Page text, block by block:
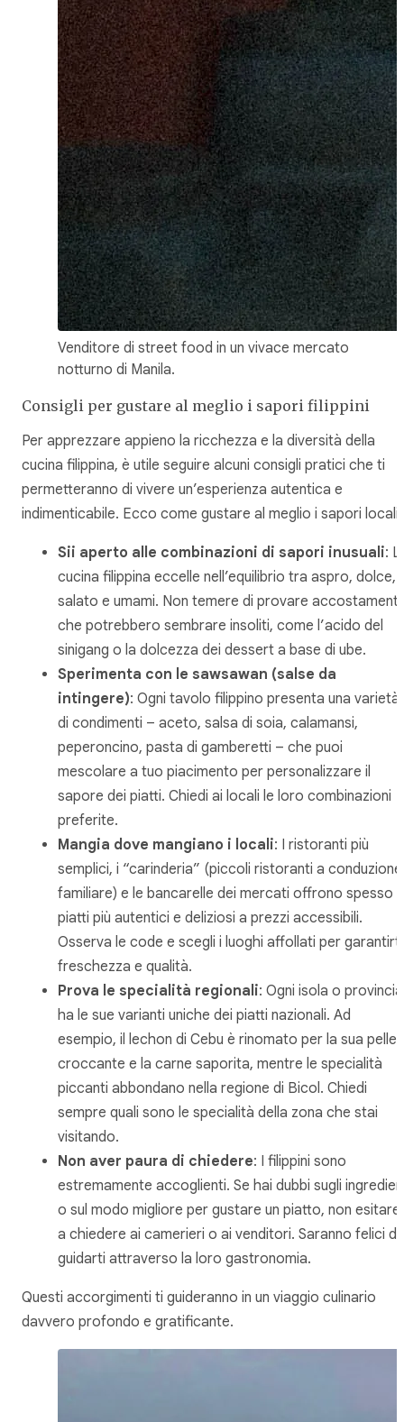
Venditore di street food in un vivace mercato
notturno di Manila.
Consigli per gustare al meglio i sapori filippini
Per apprezzare appieno la ricchezza e la diversità della
cucina filippina, è utile seguire alcuni consigli pratici che ti
permetteranno di vivere un’esperienza autentica e
indimenticabile. Ecco come gustare al meglio i sapori locali:
Sii aperto alle combinazioni di sapori inusuali:
cucina filippina eccelle nell’equilibrio tra aspro, dolce,
salato e umami. Non temere di provare accostamenti
che potrebbero sembrare insoliti, come l’acido del
sinigang o la dolcezza dei dessert a base di ube.
Sperimenta con le sawsawan (salse da
intingere): Ogni tavolo filippino presenta una varietà
di condimenti – aceto, salsa di soia, calamansi,
peperoncino, pasta di gamberetti – che puoi
mescolare a tuo piacimento per personalizzare il
sapore dei piatti. Chiedi ai locali le loro combinazioni
preferite.
Mangia dove mangiano i locali: I ristoranti più
semplici, i “carinderia” (piccoli ristoranti a conduzione
familiare) e le bancarelle dei mercati offrono spesso i
piatti più autentici e deliziosi a prezzi accessibili.
Osserva le code e scegli i luoghi affollati per garantirti
freschezza e qualità.
Prova le specialità regionali: Ogni isola o provincia
ha le sue varianti uniche dei piatti nazionali. Ad
esempio, il lechon di Cebu è rinomato per la sua pelle
croccante e la carne saporita, mentre le specialità
piccanti abbondano nella regione di Bicol. Chiedi
sempre quali sono le specialità della zona che stai
visitando.
Non aver paura di chiedere: I filippini sono
estremamente accoglienti. Se hai dubbi sugli
o sul modo migliore per gustare un piatto, non esitare
a chiedere ai camerieri o ai venditori. Saranno felici di
guidarti attraverso la loro gastronomia.
Questi accorgimenti ti guideranno in un viaggio culinario
davvero profondo e gratificante.